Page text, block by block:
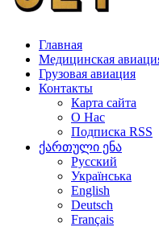
Главная
Медицинская
Грузовая авиация
Контакты
Карта сайта
О Нас
Подписка RSS
ქართული ენა
Русский
Українська
English
Deutsch
Français